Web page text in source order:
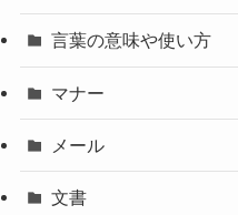
言葉の意味や使い方
マナー
メール
文書